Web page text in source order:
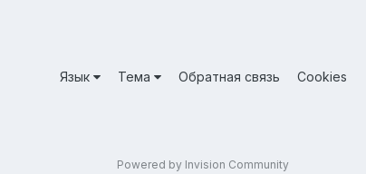
Язык Тема Обратная связь
Cookies
Powered by Invision Community